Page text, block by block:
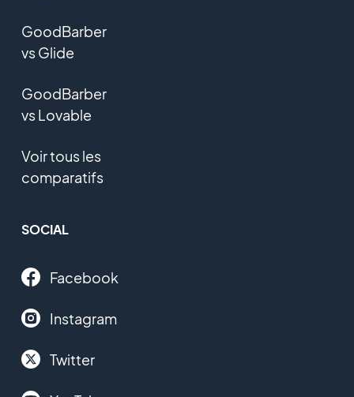
GoodBarber
vs Glide
GoodBarber
vs Lovable
Voir tous les
comparatifs
SOCIAL
Facebook
Instagram
Twitter